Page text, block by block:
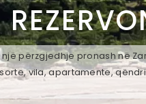
një përzgjedhje pronash në
vila, apartamente,